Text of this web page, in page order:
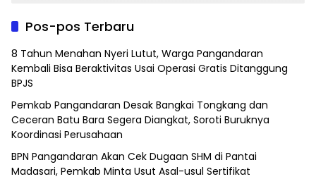
Pos-pos Terbaru
8 Tahun Menahan Nyeri Lutut, Warga Pangandaran
Kembali Bisa Beraktivitas Usai Operasi Gratis Ditanggung
BPJS
Pemkab Pangandaran Desak Bangkai Tongkang dan
Ceceran Batu Bara Segera Diangkat, Soroti Buruknya
Koordinasi Perusahaan
BPN Pangandaran Akan Cek Dugaan SHM di Pantai
Madasari, Pemkab Minta Usut Asal-usul Sertifikat